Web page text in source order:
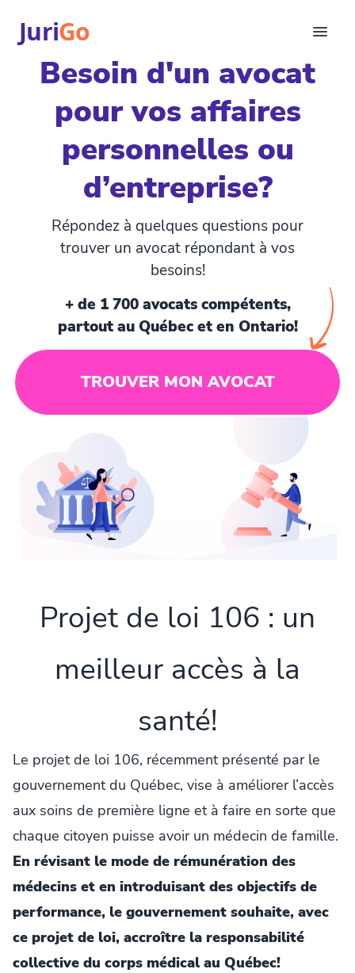
JuriGo
Consultation
Articles juridiques
Pour avocats
Trouver un avocat
Besoin d'un avocat
pour vos affaires
personnelles ou
d’entreprise?
Répondez à quelques questions pour
trouver un avocat répondant à vos
besoins!
+ de 1 700 avocats compétents,
partout au Québec et en Ontario!
TROUVER MON AVOCAT
Projet de loi 106 : un
meilleur accès à la
santé!
Le projet de loi 106, récemment présenté par le
gouvernement du Québec, vise à améliorer l’accès
aux soins de première ligne et à faire en sorte que
chaque citoyen puisse avoir un médecin de famille.
En révisant le mode de rémunération des
médecins et en introduisant des objectifs de
performance, le gouvernement souhaite, avec
ce projet de loi, accroître la responsabilité
collective du corps médical au Québec!